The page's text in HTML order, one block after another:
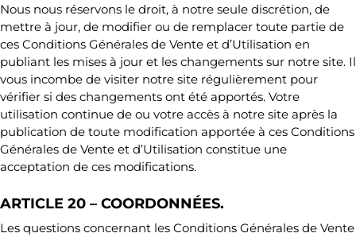
Nous nous réservons le droit, à notre seule discrétion, de
mettre à jour, de modifier ou de remplacer toute partie de
ces Conditions Générales de Vente et d’Utilisation en
publiant les mises à jour et les changements sur notre site. Il
vous incombe de visiter notre site régulièrement pour
vérifier si des changements ont été apportés. Votre
utilisation continue de ou votre accès à notre site après la
publication de toute modification apportée à ces Conditions
Générales de Vente et d’Utilisation constitue une
acceptation de ces modifications.
ARTICLE 20 – COORDONNÉES.
Les questions concernant les Conditions Générales de Vente